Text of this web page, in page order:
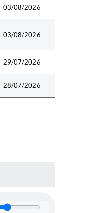
03/08/2026
03/08/2026
29/07/2026
28/07/2026